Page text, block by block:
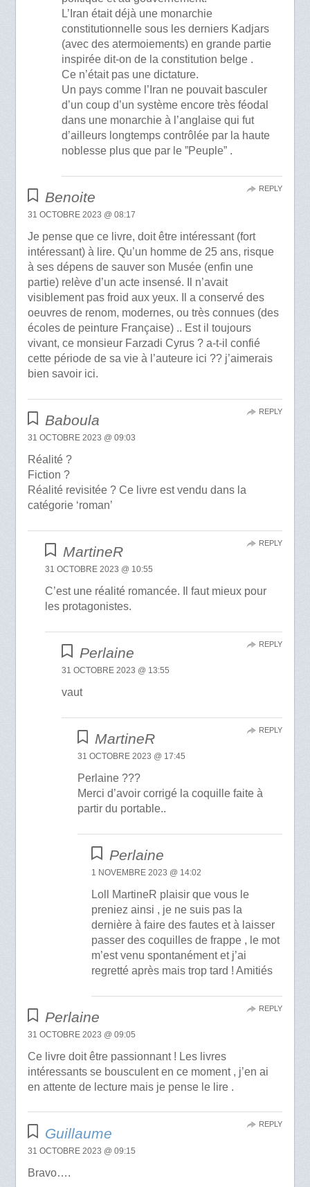
L’Iran était déjà une monarchie
constitutionnelle sous les derniers Kadjars
(avec des atermoiements) en grande partie
inspirée dit-on de la constitution belge .
Ce n’était pas une dictature.
Un pays comme l’Iran ne pouvait basculer
d’un coup d’un système encore très féodal
dans une monarchie à l’anglaise qui fut
d’ailleurs longtemps contrôlée par la haute
noblesse plus que par le ”Peuple” .
Benoite
31 OCTOBRE 2023 @ 08:17
Je pense que ce livre, doit être intéressant (fort
intéressant) à lire. Qu’un homme de 25 ans, risque
à ses dépens de sauver son Musée (enfin une
partie) relève d’un acte insensé. Il n’avait
visiblement pas froid aux yeux. Il a conservé des
oeuvres de renom, modernes, ou très connues (des
écoles de peinture Française) .. Est il toujours
vivant, ce monsieur Farzadi Cyrus ? a-t-il confié
cette période de sa vie à l’auteure ici ?? j’aimerais
bien savoir ici.
REPLY
Baboula
31 OCTOBRE 2023 @ 09:03
Réalité ?
Fiction ?
Réalité revisitée ? Ce livre est vendu dans la
catégorie ‘roman’
REPLY
MartineR
31 OCTOBRE 2023 @ 10:55
C’est une réalité romancée. Il faut mieux pour
les protagonistes.
REPLY
Perlaine
31 OCTOBRE 2023 @ 13:55
vaut
REPLY
MartineR
31 OCTOBRE 2023 @ 17:45
Perlaine ???
Merci d’avoir corrigé la coquille faite à
partir du portable..
REPLY
Perlaine
1 NOVEMBRE 2023 @ 14:02
Loll MartineR plaisir que vous le
preniez ainsi , je ne suis pas la
dernière à faire des fautes et à laisser
passer des coquilles de frappe , le mot
m’est venu spontanément et j’ai
regretté après mais trop tard ! Amitiés
Perlaine
31 OCTOBRE 2023 @ 09:05
Ce livre doit être passionnant ! Les livres
intéressants se bousculent en ce moment , j’en ai
en attente de lecture mais je pense le lire .
REPLY
Guillaume
31 OCTOBRE 2023 @ 09:15
Bravo….
REPLY